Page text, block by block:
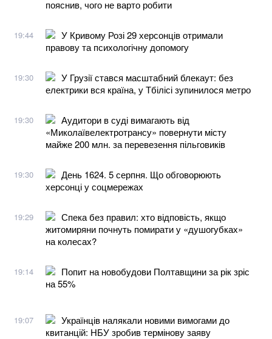
пояснив, чого не варто робити
19:44
У Кривому Розі 29 херсонців отримали
правову та психологічну допомогу
19:30
У Грузії стався масштабний блекаут: без
електрики вся країна, у Тбілісі зупинилося метро
19:30
Аудитори в суді вимагають від
«Миколаївелектротрансу» повернути місту
майже 200 млн. за перевезення пільговиків
19:30
День 1624. 5 серпня. Що обговорюють
херсонці у соцмережах
19:29
Спека без правил: хто відповість, якщо
житомиряни почнуть помирати у «душогубках»
на колесах?
19:14
Попит на новобудови Полтавщини за рік зріс
на 55%
19:07
Українців налякали новими вимогами до
квитанцій: НБУ зробив термінову заяву